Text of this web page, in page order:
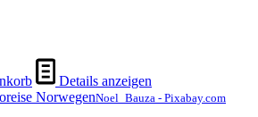
Details anzeigen
Noel_Bauza - Pixabay.com